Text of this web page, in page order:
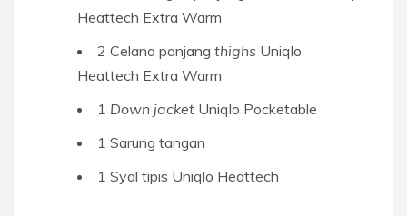
Heattech Extra Warm
2 Celana panjang thighs Uniqlo
Heattech Extra Warm
1 Down jacket Uniqlo Pocketable
1 Sarung tangan
1 Syal tipis Uniqlo Heattech